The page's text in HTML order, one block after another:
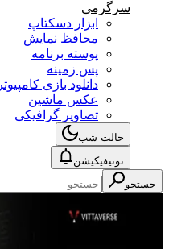
سرگرمی
ابزار دسکتاپ
محافظ نمایش
پوسته برنامه
پس زمینه
دانلود بازی کامپیوتر
عکس ماشین
تصاویر گرافیکی
حالت شب
نوتیفیکیشن
جستجو